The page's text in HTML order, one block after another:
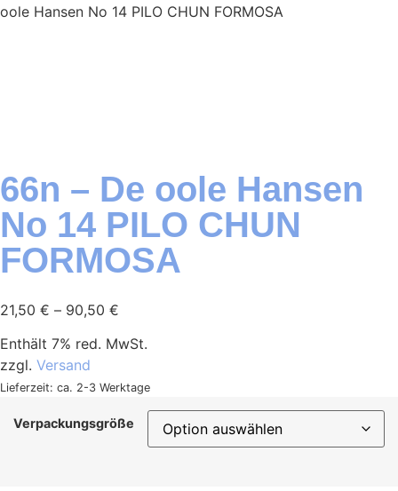
oole Hansen No 14 PILO CHUN FORMOSA
66n – De oole Hansen
No 14 PILO CHUN
FORMOSA
21,50 € – 90,50 €
Enthält 7% red. MwSt.
zzgl. Versand
Lieferzeit: ca. 2-3 Werktage
Verpackungsgröße